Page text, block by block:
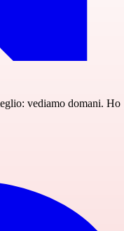
vediamo domani. Ho